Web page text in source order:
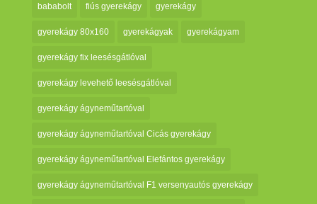
bababolt fiús gyerekágy gyerekágy
gyerekágy 80x160 gyerekágyak gyerekágyam
gyerekágy fix leesésgátlóval
gyerekágy levehető leesésgátlóval
gyerekágy ágyneműtartóval
gyerekágy ágyneműtartóval Cicás gyerekágy
gyerekágy ágyneműtartóval Elefántos gyerekágy
gyerekágy ágyneműtartóval F1 versenyautós gyerekágy